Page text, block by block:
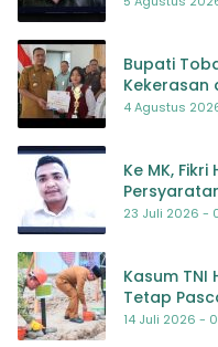
Bupati
Kekerasan
Dorong
4 Agustus
Ke MK,
Kompetensi
23 Juli 2026 -
Kasum TNI
Tetap
Harapan
14 Juli 2026 -